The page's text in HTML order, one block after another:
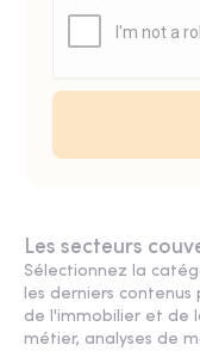
Les secteurs
Sélectionnez la
les derniers contenus
de l'immobilier et de
métier, analyses de